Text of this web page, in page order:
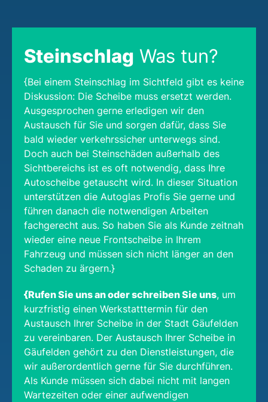
Steinschlag Was tun?
{Bei einem Steinschlag im Sichtfeld gibt es keine
Diskussion: Die Scheibe muss ersetzt werden.
Ausgesprochen gerne erledigen wir den
Austausch für Sie und sorgen dafür, dass Sie
bald wieder verkehrssicher unterwegs sind.
Doch auch bei Steinschäden außerhalb des
Sichtbereichs ist es oft notwendig, dass Ihre
Autoscheibe getauscht wird. In dieser Situation
unterstützen die Autoglas Profis Sie gerne und
führen danach die notwendigen Arbeiten
fachgerecht aus. So haben Sie als Kunde zeitnah
wieder eine neue Frontscheibe in Ihrem
Fahrzeug und müssen sich nicht länger an den
Schaden zu ärgern.}
{Rufen Sie uns an oder schreiben Sie uns, um
kurzfristig einen Werkstatttermin für den
Austausch Ihrer Scheibe in der Stadt Gäufelden
zu vereinbaren. Der Austausch Ihrer Scheibe in
Gäufelden gehört zu den Dienstleistungen, die
wir außerordentlich gerne für Sie durchführen.
Als Kunde müssen sich dabei nicht mit langen
Wartezeiten oder einer aufwendigen